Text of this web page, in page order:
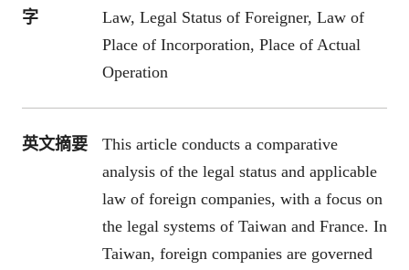
字
Law, Legal Status of Foreigner, Law of
Place of Incorporation, Place of Actual
Operation
英文摘要
This article conducts a comparative
analysis of the legal status and applicable
law of foreign companies, with a focus on
the legal systems of Taiwan and France. In
Taiwan, foreign companies are governed